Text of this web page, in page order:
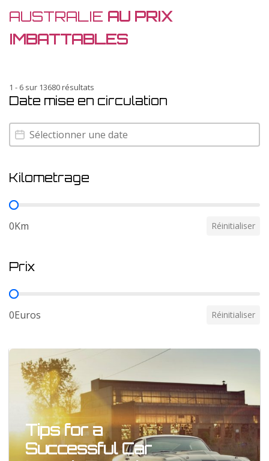
AUSTRALIE AU PRIX
IMBATTABLES
1 - 6 sur 13680 résultats
Date mise en circulation
Date mise en circulation
Date mise en circulation
Kilometrage
Kilometrage
0Km Réinitialiser
Prix
Prix
0Euros Réinitialiser
Tips for a
Successful Car